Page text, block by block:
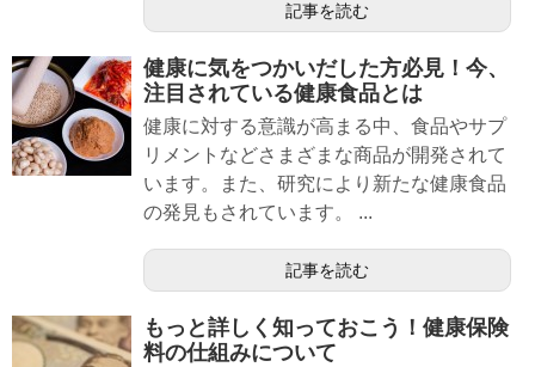
記事を読む
健康に気をつかいだした方必見！今、
注目されている健康食品とは
健康に対する意識が高まる中、食品やサプ
リメントなどさまざまな商品が開発されて
います。また、研究により新たな健康食品
の発見もされています。 ...
記事を読む
もっと詳しく知っておこう！健康保険
料の仕組みについて